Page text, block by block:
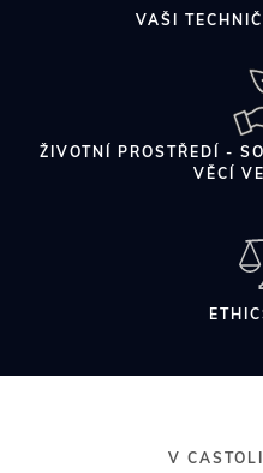
VAŠI
ŽIVOTNÍ PROSTŘEDÍ -
VĚCÍ
V